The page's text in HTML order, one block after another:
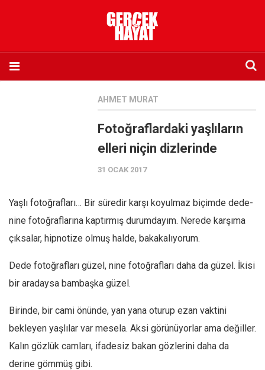
Abone olmak istiyorum
Sosyal Medya
Facebook
Instagram
YouTube
Editörden
Yazarlar
AHMET MURAT
Fotoğraflardaki yaşlıların
elleri niçin dizlerinde
31 OCAK 2017
Yaşlı fotoğrafları… Bir süredir karşı koyulmaz biçimde dede-
nine fotoğraflarına kaptırmış durumdayım. Nerede karşıma
çıksalar, hipnotize olmuş halde, bakakalıyorum.
Dede fotoğrafları güzel, nine fotoğrafları daha da güzel. İkisi
bir aradaysa bambaşka güzel.
Birinde, bir cami önünde, yan yana oturup ezan vaktini
bekleyen yaşlılar var mesela. Aksi görünüyorlar ama değiller.
Kalın gözlük camları, ifadesiz bakan gözlerini daha da
derine gömmüş gibi.